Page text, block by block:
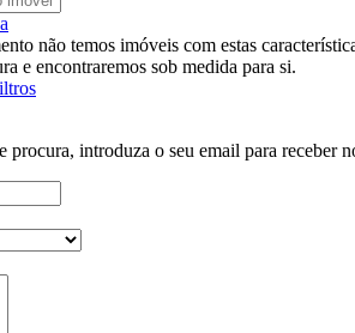
não temos imóveis com estas
e encontraremos sob medida para si.
procura, introduza o seu email para receber